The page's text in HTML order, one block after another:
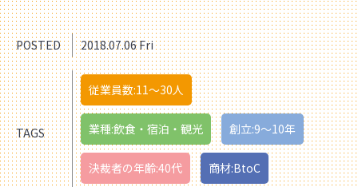
POSTED 2018.07.06 Fri
TAGS
従業員数:11〜30人
業種:飲食・宿泊・観光 創立:9〜10年
決裁者の年齢:40代 商材:BtoC